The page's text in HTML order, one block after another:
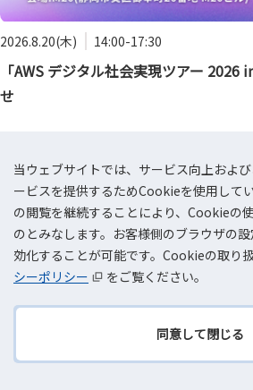
当ウェブサイトでは、サービス向上およ
ービスを提供するためCookieを使用して
の閲覧を継続することにより、Cookieの
のとみなします。お客様側のブラウザの
効化することが可能です。Cookieの取り
シーポリシー
をご覧ください。
同意して閉じる
2026.8.20(木) 14:00-17:30
「AWS デジタル社会実現ツアー 2026
せ